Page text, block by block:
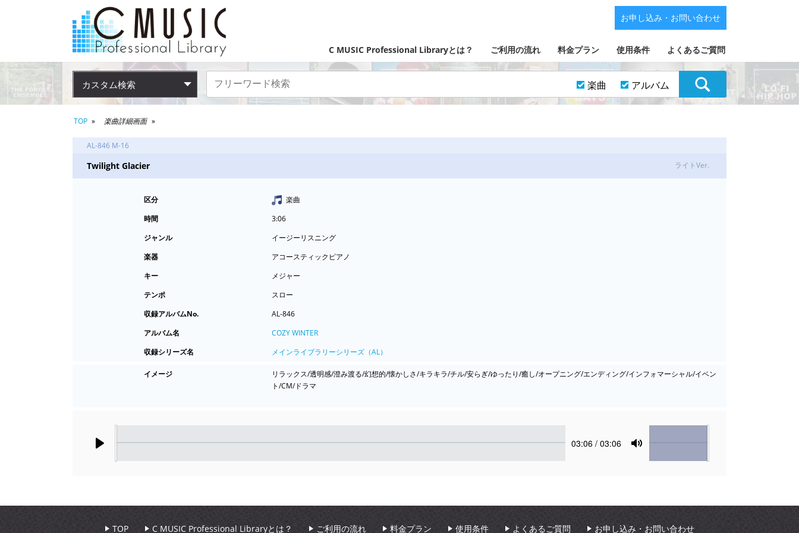
C MUSIC Professional Libraryとは？ ご利用の流れ 料金プラン 使用条件 よくあるご質問
お申し込み・お問い合わせ
カスタム検索 楽曲 アルバム
TOP 楽曲詳細画面
AL-846 M-16
Twilight Glacier ライトVer.
区分
楽曲
時間
3:06
ジャンル
イージーリスニング
楽器
アコースティックピアノ
キー
メジャー
テンポ
スロー
収録アルバムNo.
AL-846
アルバム名
COZY WINTER
収録シリーズ名
メインライブラリーシリーズ（AL）
イメージ
リラックス/透明感/澄み渡る/幻想的/懐かしさ/キラキラ/チル/安らぎ/ゆったり/癒し/オープニング/エンディング/インフォマーシャル/イベン
ト/CM/ドラマ
Current
03:06 / 03:06
Mute
Volume
TOP C MUSIC Professional Libraryとは？ ご利用の流れ 料金プラン 使用条件 よくあるご質問 お申し込み・お問い合わせ